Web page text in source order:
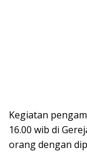
Kegiatan
16.00 wib di
orang dengan